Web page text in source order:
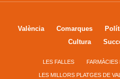
València Comarques
Cultura
LES FALLES FARMÀCIES
LES MILLORS PLATGES DE